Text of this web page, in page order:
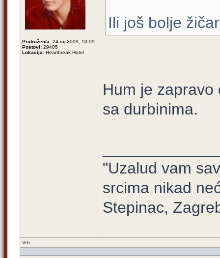
Pridružen/a: 24 ruj 2009, 10:09
Postovi: 29405
Lokacija: Heartbreak Hotel
Ili još bolje
Hum je zapravo
sa durbinima.
"Uzalud vam
srcima nikad
Stepinac,
Vrh